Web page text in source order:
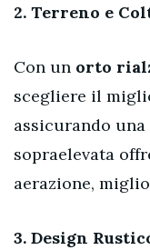
2. Terreno e
Con un orto
scegliere il
assicurando
sopraelevata
aerazione,
3. Design